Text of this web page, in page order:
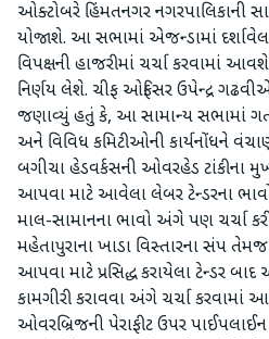
ઓક્ટોબરે હિંમતનગર નગરપાલિકાની
યોજાશે. આ સભામાં એજન્ડામાં
વિપક્ષની હાજરીમાં ચર્ચા કરવામાં
નિર્ણય લેશે. ચીફ ઓફિસર ઉપેન્દ્ર
જણાવ્યું હતું કે, આ સામાન્ય સભામાં ગત
અને વિવિધ કમિટીઓની કાર્યનોંધને
બગીચા હેડવર્કસની ઓવરહેડ ટાંકીના
આપવા માટે આવેલા લેબર ટેન્ડરના
માલ-સામાનના ભાવો અંગે પણ ચર્ચા
મહેતાપુરાના ખાડા વિસ્તારના સંપ
આપવા માટે પ્રસિદ્ધ કરાયેલા ટેન્ડર
કામગીરી કરાવવા અંગે ચર્ચા
ઓવરબ્રિજની પેરાફીટ ઉપર પાઈપલાઈન